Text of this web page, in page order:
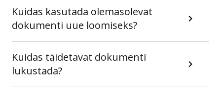
Kuidas kasutada olemasolevat
dokumenti uue loomiseks?
Kuidas täidetavat dokumenti
lukustada?